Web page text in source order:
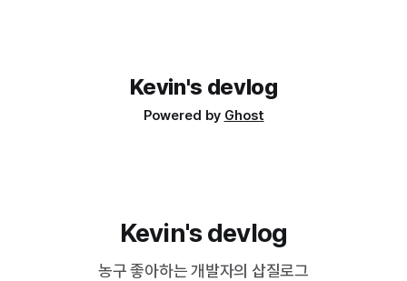
Kevin's devlog
Powered by Ghost
Kevin's devlog
농구 좋아하는 개발자의 삽질로그